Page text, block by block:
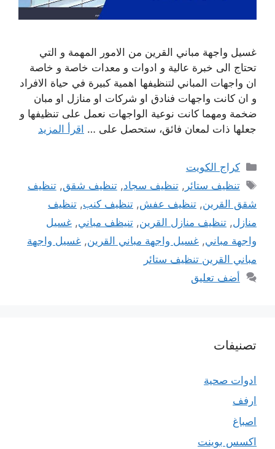
غسيل واجهة مباني القرين من الامور المهمة و التي
تحتاج الى خبرة عالية و ادوات و معدات خاصة و خاصة
ان واجهات المباني لتنظيفها اهمية كبيرة في حياة الافراد
و ان كانت واجهات فنادق او شركات او منازل او مبان
ضخمة ومهما كانت نوعية الواجهات نعمل على تنظيفها و
جعلها ذات لمعان فائق، ستحصل على … اقرأ المزيد
التصنيفات
كراج الكويت
الوسوم
تنظيف ستائر ,تنظيف سجاد,تنظيف شقق,تنظيف
شقق القرين, تنظيف عفش, تنظيف كنب, تنظيف
منازل, تنظيف منازل القرين, تنيظف مباني, غسيل
واجهة مباني, غسيل واجهة مباني القرين, غسيل واجهة
مباني القرين تنظيف ستائر
أضف تعليق
تصنيفات
ادوات صحية
ارفف
اصباغ
اكسس بوينت